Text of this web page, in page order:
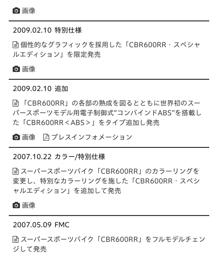
画像
2009.02.10 特別仕様
個性的なグラフィックを採用した「CBR600RR・スペシャ
ルエディション」を限定発売
画像
2009.02.10 追加
「CBR600RR」の各部の熟成を図るとともに世界初のスー
パースポーツモデル用電子制御式“コンバインドABS”を搭載し
た「CBR600RR＜ABS＞」をタイプ追加し発売
画像 プレスインフォメーション
2007.10.22 カラー/特別仕様
スーパースポーツバイク「CBR600RR」のカラーリングを
変更し、特別なカラーリングを施した「CBR600RR・スペシ
ャルエディション」を追加して発売
画像
2007.05.09 FMC
スーパースポーツバイク「CBR600RR」をフルモデルチェン
ジして発売